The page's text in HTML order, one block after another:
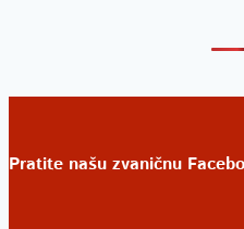
Pratite našu zvaničnu